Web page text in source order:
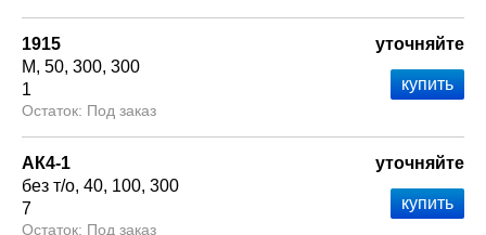
1915
М 50 300 300
1
Под заказ
уточняйте
АК4-1
без т/о 40 100 300
7
Под заказ
уточняйте